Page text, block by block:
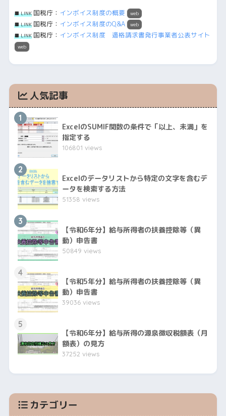
■ LINK国税庁： インボイス制度の概要 web
■ LINK国税庁： インボイス制度のQ&A web
■ LINK国税庁： インボイス制度 適格請求書発行事業者公表サイト
web
人気記事
1
ExcelのSUMIF関数の条件で「以上、未満」を
指定する
106801 views
2
Excelのデータリストから特定の文字を含むデ
ータを検索する方法
51358 views
3
【令和6年分】給与所得者の扶養控除等（異
動）申告書
50849 views
4
【令和5年分】給与所得者の扶養控除等（異
動）申告書
39036 views
5
【令和6年分】給与所得の源泉徴収税額表（月
額表）の見方
37252 views
カテゴリー